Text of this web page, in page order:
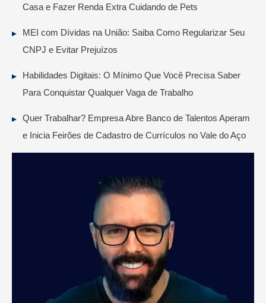
Casa e Fazer Renda Extra Cuidando de Pets
MEI com Dívidas na União: Saiba Como Regularizar Seu
CNPJ e Evitar Prejuízos
Habilidades Digitais: O Mínimo Que Você Precisa Saber
Para Conquistar Qualquer Vaga de Trabalho
Quer Trabalhar? Empresa Abre Banco de Talentos Aperam
e Inicia Feirões de Cadastro de Currículos no Vale do Aço